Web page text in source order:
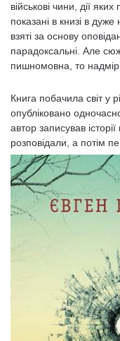
військові чини, дії
показані в книзі в дуже
взяті за основу
парадоксальні. Але
пишномовна, то
Книга побачила світ у
опубліковано
автор записував
розповідали, а потім